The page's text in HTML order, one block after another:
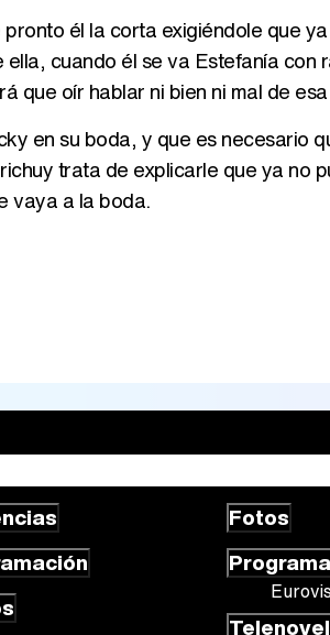
él la corta exigiéndole que
cuando él se va Estefanía con
que oír hablar ni bien ni mal de
en su boda, y que es necesario
trata de explicarle que ya no
vaya a la boda.
Fotos